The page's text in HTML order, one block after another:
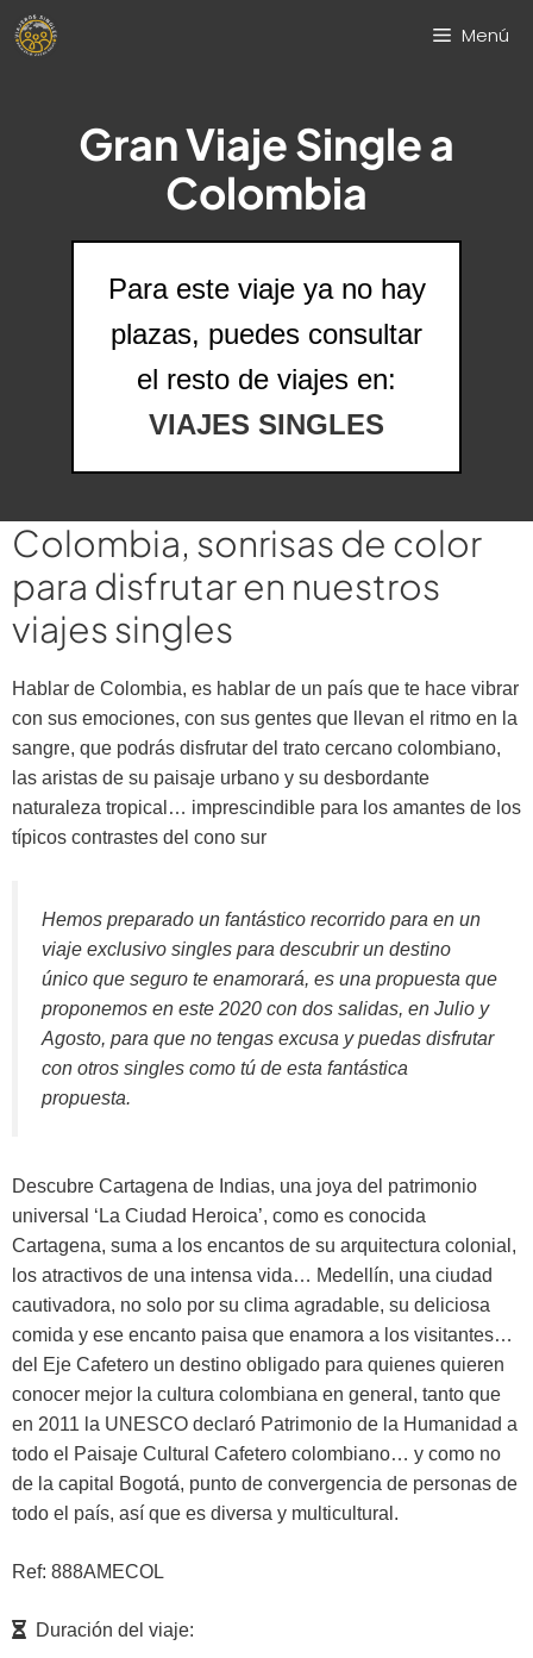
Saltar
Menú
Gran Viaje Single a
Colombia
Para este viaje ya no hay
plazas, puedes consultar
el resto de viajes en:
VIAJES SINGLES
Colombia, sonrisas de color
para disfrutar en nuestros
viajes singles
Hablar de Colombia, es hablar de un país que te hace vibrar
con sus emociones, con sus gentes que llevan el ritmo en la
sangre, que podrás disfrutar del trato cercano colombiano,
las aristas de su paisaje urbano y su desbordante
naturaleza tropical… imprescindible para los amantes de los
típicos contrastes del cono sur
Hemos preparado un fantástico recorrido para en un
viaje exclusivo singles para descubrir un destino
único que seguro te enamorará, es una propuesta que
proponemos en este 2020 con dos salidas, en Julio y
Agosto, para que no tengas excusa y puedas disfrutar
con otros singles como tú de esta fantástica
propuesta.
Descubre Cartagena de Indias, una joya del patrimonio
universal ‘La Ciudad Heroica’, como es conocida
Cartagena, suma a los encantos de su arquitectura colonial,
los atractivos de una intensa vida… Medellín, una ciudad
cautivadora, no solo por su clima agradable, su deliciosa
comida y ese encanto paisa que enamora a los visitantes…
del Eje Cafetero un destino obligado para quienes quieren
conocer mejor la cultura colombiana en general, tanto que
en 2011 la UNESCO declaró Patrimonio de la Humanidad a
todo el Paisaje Cultural Cafetero colombiano… y como no
de la capital Bogotá, punto de convergencia de personas de
todo el país, así que es diversa y multicultural.
Ref: 888AMECOL
Duración del viaje: